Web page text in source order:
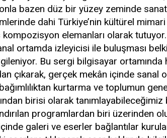
bazen düz bir yüzey zeminde
dahi Türkiye’nin kültürel
elemanları olarak tutuyor.
ortamda izleyicisi ile buluşması
Bu sergi bilgisayar ortamında
çıkarak, gerçek mekân içinde sanal
kurtarma ve toplumun
birisi olarak
programlardan biri üzerinden
galeri ve eserler bağlantılar